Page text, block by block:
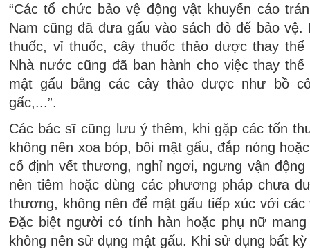
“Các tổ chức bảo vệ động vật khuyến cáo
Nam cũng đã đưa gấu vào sách đỏ để bảo
thuốc, vỉ thuốc, cây thuốc thảo dược thay
Nhà nước cũng đã ban hành cho việc thay
mật gấu bằng các cây thảo dược như bồ
gấc,...”.
Các bác sĩ cũng lưu ý thêm, khi gặp các tổn
không nên xoa bóp, bôi mật gấu, đắp nóng
cố định vết thương, nghỉ ngơi, ngưng vận
nên tiêm hoặc dùng các phương pháp chưa
thương, không nên để mật gấu tiếp xúc với
Đặc biệt người có tính hàn hoặc phụ nữ
không nên sử dụng mật gấu. Khi sử dụng bất